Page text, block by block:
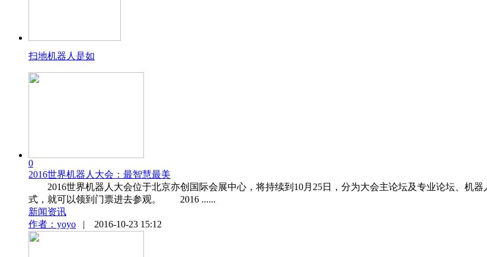
扫地机器人是如
0
2016世界机器人大会：最智慧最美
2016世界机器人大会位于北京亦创国际会展中心，将持续到10月25日，分为大会主论坛及专业论坛、机
式，就可以领到门票进去参观。 2016 ......
新闻资讯
作者：yoyo | 2016-10-23 15:12